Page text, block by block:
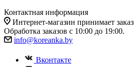
Контактная информация
Интернет-магазин принимает
Обработка заказов с 10:00 до 19:00.
info@koreanka.by
Вконтакте